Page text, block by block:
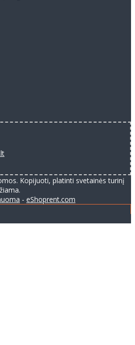
Kopijuoti, platinti svetainės turinį
- eShoprent.com